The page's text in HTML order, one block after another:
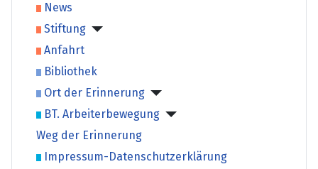
News
Stiftung
Anfahrt
Bibliothek
Ort der Erinnerung
BT. Arbeiterbewegung
Weg der Erinnerung
Impressum-Datenschutzerklärung